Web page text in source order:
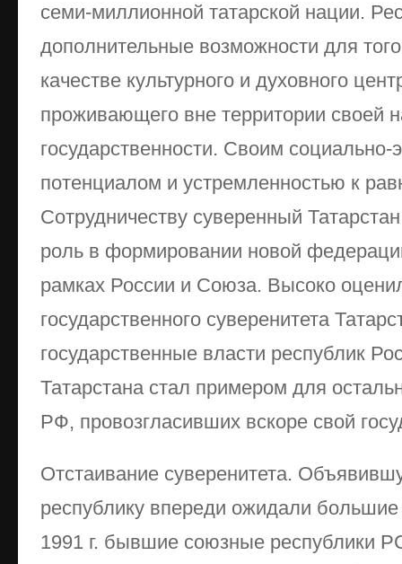
семи-миллионной татарской нации.
дополнительные возможности для
качестве культурного и духовного
проживающего вне территории своей
государственности. Своим социально-
потенциалом и устремленностью к
Сотрудничеству суверенный
роль в формировании новой
рамках России и Союза. Высоко
государственного суверенитета
государственные власти республик
Татарстана стал примером для
РФ, провозгласивших вскоре свой
Отстаивание суверенитета.
республику впереди ожидали
1991 г. бывшие союзные республики